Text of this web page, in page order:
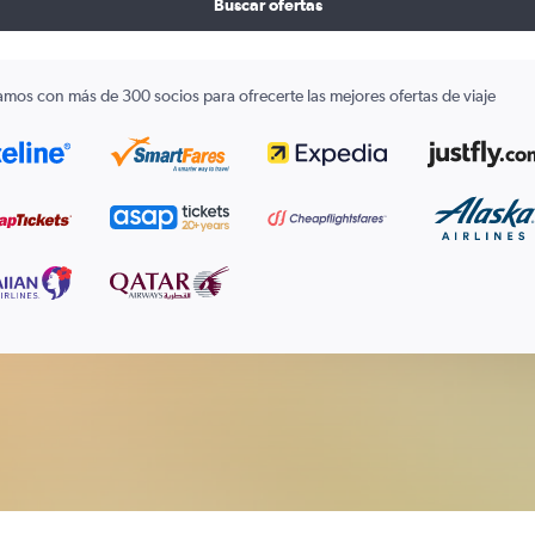
Buscar ofertas
con más de 300 socios para ofrecerte las mejores ofertas de viaje